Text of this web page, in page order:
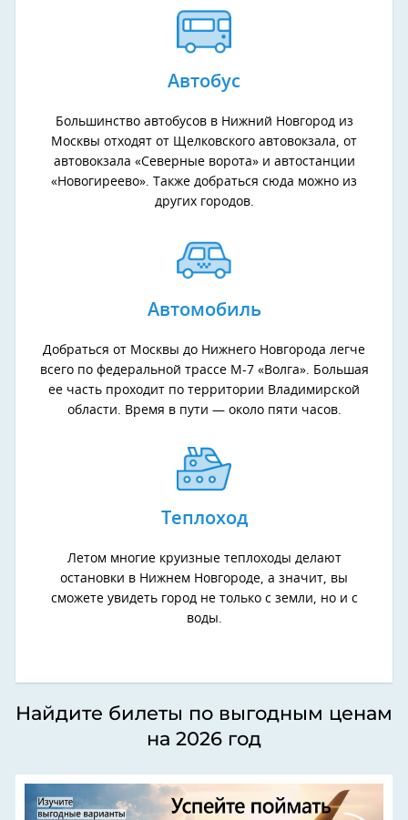
Автобус
Большинство автобусов в Нижний Новгород из
Москвы отходят от Щелковского автовокзала, от
автовокзала «Северные ворота» и автостанции
«Новогиреево». Также добраться сюда можно из
других городов.
Автомобиль
Добраться от Москвы до Нижнего Новгорода легче
всего по федеральной трассе М-7 «Волга». Большая
ее часть проходит по территории Владимирской
области. Время в пути — около пяти часов.
Теплоход
Летом многие круизные теплоходы делают
остановки в Нижнем Новгороде, а значит, вы
сможете увидеть город не только с земли, но и с
воды.
Найдите билеты по выгодным ценам
на 2026 год